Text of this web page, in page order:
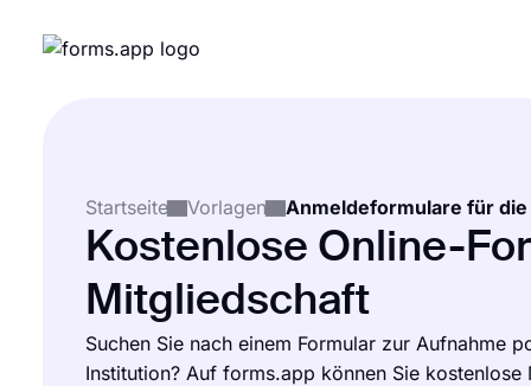
Startseite Vorlagen
Kostenlose Online-
Mitgliedschaft
Suchen Sie nach einem Formular zur Aufnahme
Institution? Auf forms.app können Sie